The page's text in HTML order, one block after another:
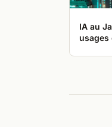
IA au